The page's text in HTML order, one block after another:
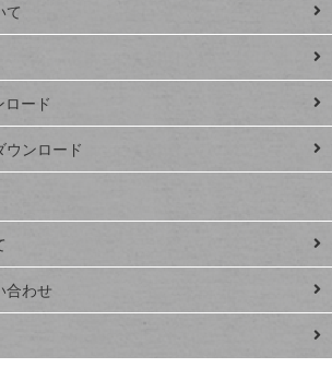
て
ロード
ウンロード
合わせ